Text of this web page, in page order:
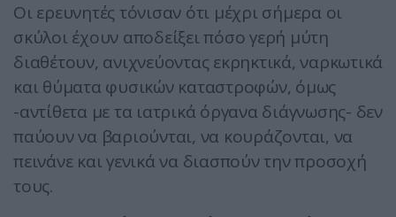
Οι ερευνητές τόνισαν ότι μέχρι σήμερα οι
σκύλοι έχουν αποδείξει πόσο γερή μύτη
διαθέτουν, ανιχνεύοντας εκρηκτικά, ναρκωτικά
και θύματα φυσικών καταστροφών, όμως
-αντίθετα με τα ιατρικά όργανα διάγνωσης- δεν
παύουν να βαριούνται, να κουράζονται, να
πεινάνε και γενικά να διασπούν την προσοχή
τους.